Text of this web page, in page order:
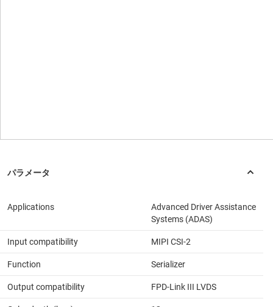
Applications
Advanced Driver Assistance
Systems (ADAS)
Input compatibility MIPI CSI-2
Function Serializer
Output compatibility FPD-Link III LVDS